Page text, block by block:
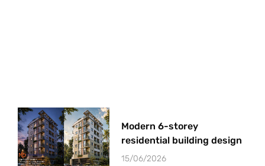
Modern 6-storey
residential building design
15/06/2026